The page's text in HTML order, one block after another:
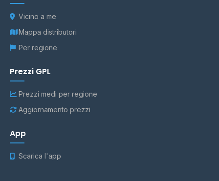
Vicino a me
Mappa distributori
Per regione
Prezzi GPL
Prezzi medi per regione
Aggiornamento prezzi
App
Scarica l'app